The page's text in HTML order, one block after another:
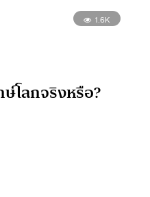
1.6K
โลกจริงหรือ?